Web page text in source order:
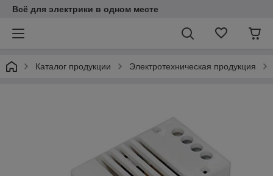
Всё для электрики в одном месте
Каталог продукции Электротехническая продукция